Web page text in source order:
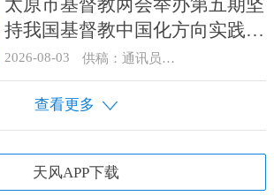
太原市基督教两会举办第五期坚
持我国基督教中国化方向实践能
力专题培训
2026-08-03 供稿：通讯员 王建春 摄影：史爱梅
查看更多
天风APP下载